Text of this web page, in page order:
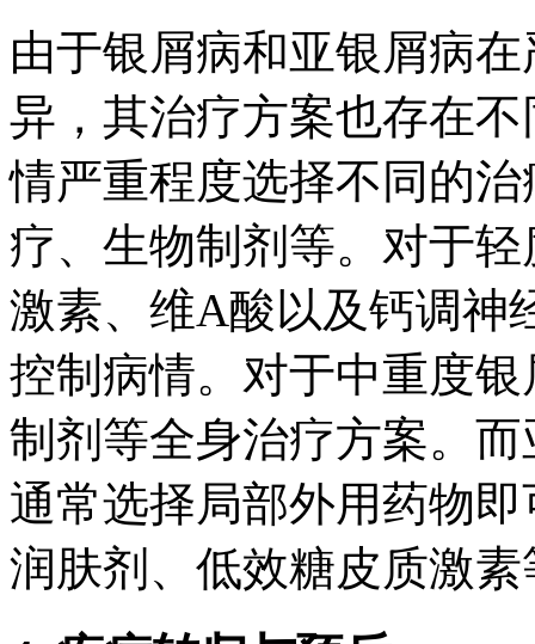
由于银屑病和亚银屑病
异，其治疗方案也存在
情严重程度选择不同的
疗、生物制剂等。对于
激素、维A酸以及钙调神
控制病情。对于中重度
制剂等全身治疗方案。
通常选择局部外用药物
润肤剂、低效糖皮质激